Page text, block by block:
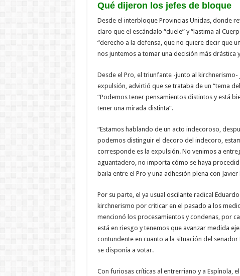
Qué dijeron los jefes de bloque
Desde el interbloque Provincias Unidas, donde
claro que el escándalo “duele” y “lastima al
“derecho a la defensa, que no quiere decir que
nos juntemos a tomar una decisión más drástica
Desde el Pro, el triunfante -junto al
expulsión, advirtió que se trataba de un “tema
“Podemos tener pensamientos distintos y está
tener una mirada distinta”.
“Estamos hablando de un acto indecoroso,
podemos distinguir el decoro del indecoro,
corresponde es la expulsión. No venimos a
aguantadero, no importa cómo se haya
baila entre el Pro y una adhesión plena con Javier
Por su parte, el ya usual oscilante radical
kirchnerismo por criticar en el pasado a los
mencionó los procesamientos y condenas, por
está en riesgo y tenemos que avanzar medida
contundente en cuanto a la situación del
se disponía a votar.
Con furiosas críticas al entrerriano y a Espínola,